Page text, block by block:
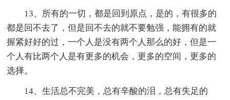
13、所有的一切，都是回到原点，是的，有很多的
都是回不去了，但是回不去的就不要勉强，能拥有的就
握紧好好的过，一个人是没有两个人那么的好，但是一
个人有比两个人是有更多的机会，更多的空间，更多的
选择。
14、生活总不完美，总有辛酸的泪，总有失足的